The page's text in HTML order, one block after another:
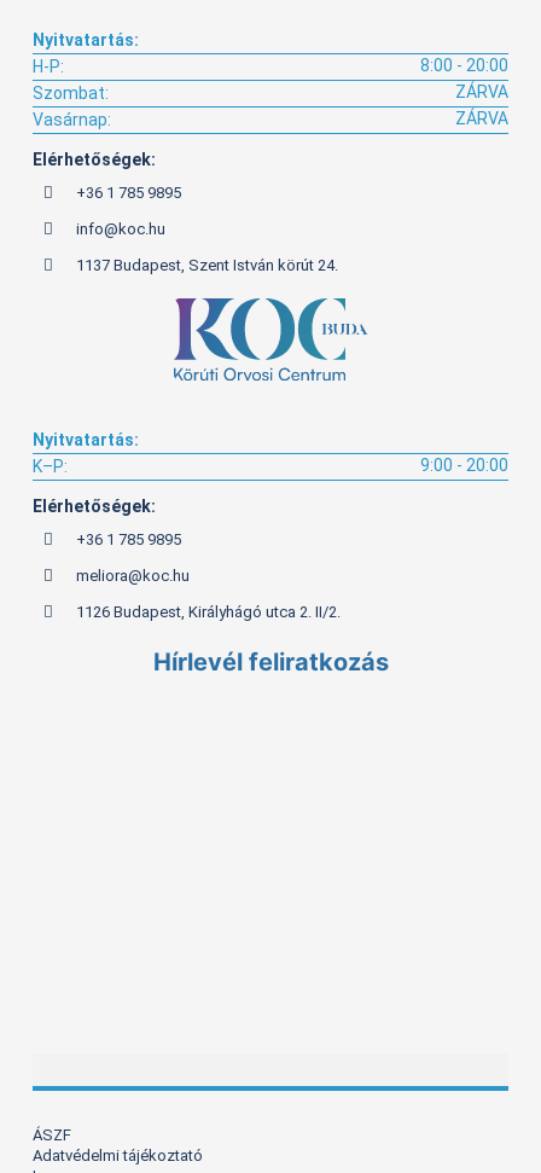
Nyitvatartás:
H-P:
8:00 - 20:00
Szombat:
ZÁRVA
Vasárnap:
ZÁRVA
Elérhetőségek:
+36 1 785 9895
info@koc.hu
1137 Budapest, Szent István körút 24.
Nyitvatartás:
K–P:
9:00 - 20:00
Elérhetőségek:
+36 1 785 9895
meliora@koc.hu
1126 Budapest, Királyhágó utca 2. II/2.
Hírlevél feliratkozás
ÁSZF
Adatvédelmi tájékoztató